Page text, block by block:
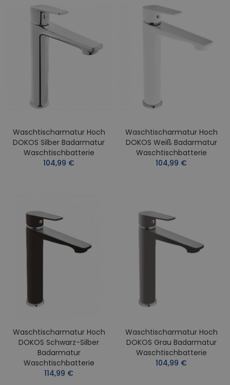
Waschtischarmatur Hoch
DOKOS Silber Badarmatur
Waschtischbatterie
104,99 €
Waschtischarmatur Hoch
DOKOS Weiß Badarmatur
Waschtischbatterie
104,99 €
Waschtischarmatur Hoch
DOKOS Schwarz-Silber
Badarmatur
Waschtischbatterie
114,99 €
Waschtischarmatur Hoch
DOKOS Grau Badarmatur
Waschtischbatterie
104,99 €